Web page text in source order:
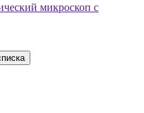
микроскоп с